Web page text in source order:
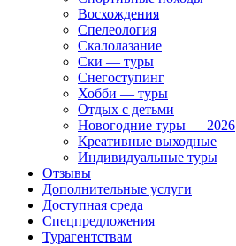
Восхождения
Спелеология
Скалолазание
Ски — туры
Снегоступинг
Хобби — туры
Отдых с детьми
Новогодние туры — 2026
Креативные выходные
Индивидуальные туры
Отзывы
Дополнительные услуги
Доступная среда
Спецпредложения
Турагентствам